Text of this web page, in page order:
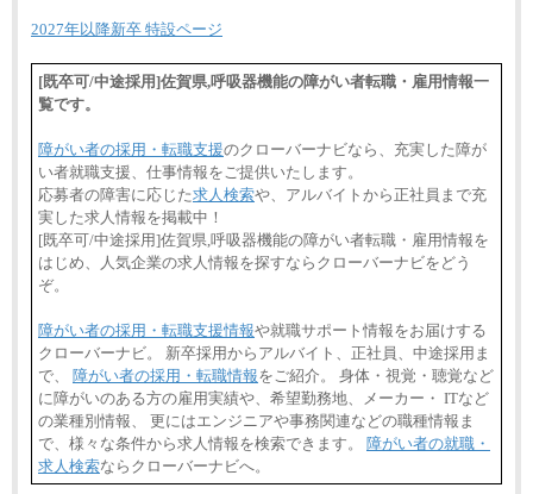
2027年以降新卒 特設ページ
[既卒可/中途採用]佐賀県,呼吸器機能の障がい者転職・雇用情報一
覧です。
障がい者の採用・転職支援のクローバーナビなら、充実した障が
い者就職支援、仕事情報をご提供いたします。
応募者の障害に応じた求人検索や、アルバイトから正社員まで充
実した求人情報を掲載中！
[既卒可/中途採用]佐賀県,呼吸器機能の障がい者転職・雇用情報を
はじめ、人気企業の求人情報を探すならクローバーナビをどう
ぞ。
障がい者の採用・転職支援情報や就職サポート情報をお届けする
クローバーナビ。 新卒採用からアルバイト、正社員、中途採用ま
で、 障がい者の採用・転職情報をご紹介。 身体・視覚・聴覚など
に障がいのある方の雇用実績や、希望勤務地、メーカー・ ITなど
の業種別情報、 更にはエンジニアや事務関連などの職種情報ま
で、様々な条件から求人情報を検索できます。 障がい者の就職・
求人検索ならクローバーナビへ。